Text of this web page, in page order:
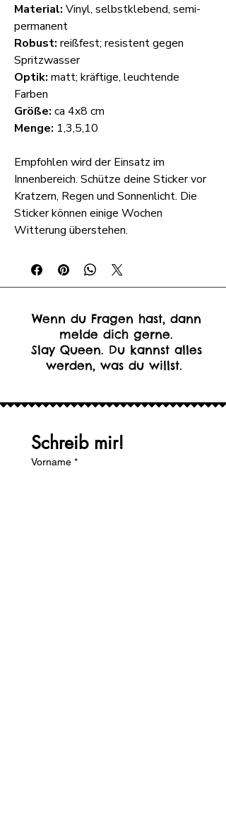
Material: Vinyl, selbstklebend, semi-
permanent
Robust: reißfest; resistent gegen
Spritzwasser
Optik: matt; kräftige, leuchtende
Farben
Größe: ca 4x8 cm
Menge: 1,3,5,10
Empfohlen wird der Einsatz im
Innenbereich. Schütze deine Sticker vor
Kratzern, Regen und Sonnenlicht. Die
Sticker können einige Wochen
Witterung überstehen.
Wenn du Fragen hast, dann
melde dich gerne.
Slay Queen. Du kannst alles
werden, was du willst.
Schreib mir!
Vorname *